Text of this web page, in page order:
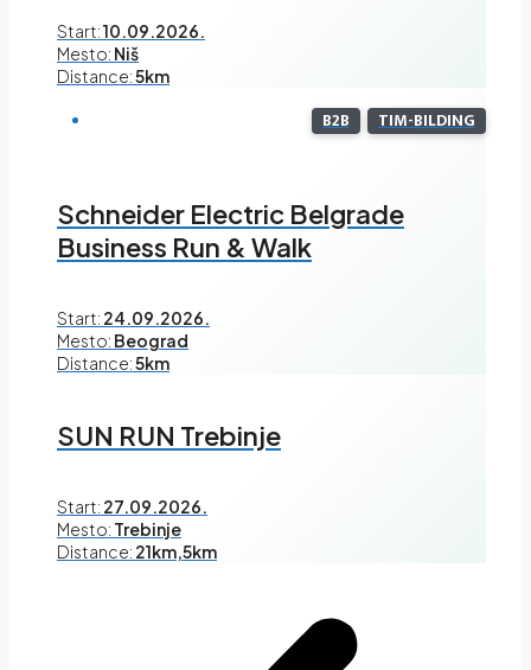
Start:10.09.2026.
Mesto: Niš
Distance:5km
B2B TIM-BILDING
Schneider Electric Belgrade
Business Run & Walk
Start: 24.09.2026.
Mesto: Beograd
Distance:5km
SUN RUN Trebinje
Start: 27.09.2026.
Mesto: Trebinje
Distance: 21km,5km